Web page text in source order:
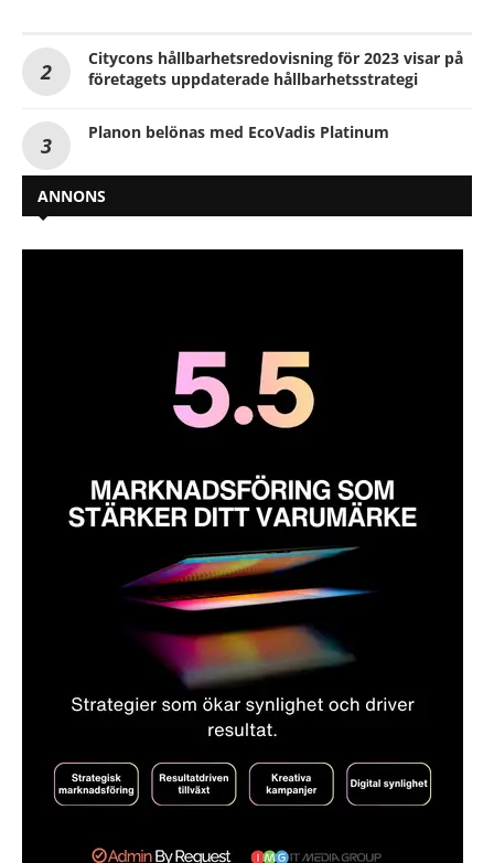
Citycons hållbarhetsredovisning för 2023 visar på
företagets uppdaterade hållbarhetsstrategi
Planon belönas med EcoVadis Platinum
ANNONS